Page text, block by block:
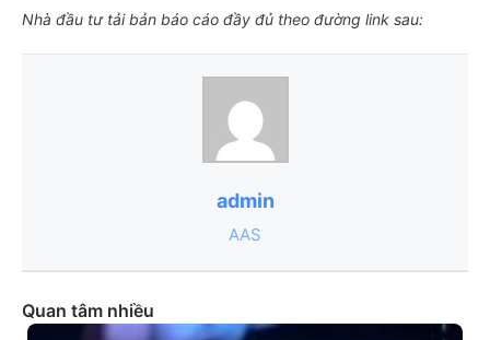
Nhà đầu tư tải bản báo cáo đầy đủ theo đường link sau:
admin
AAS
Quan tâm nhiều